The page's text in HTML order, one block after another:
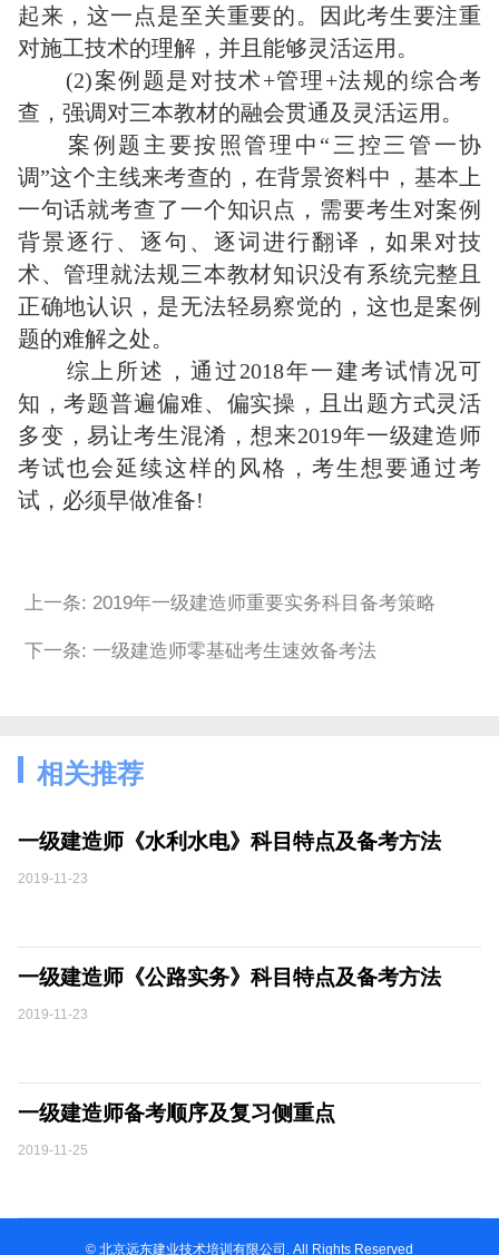
起来，这一点是至关重要的。因此考生要注重
对施工技术的理解，并且能够灵活运用。
(2)案例题是对技术+管理+法规的综合考
查，强调对三本教材的融会贯通及灵活运用。
案例题主要按照管理中“三控三管一协
调”这个主线来考查的，在背景资料中，基本上
一句话就考查了一个知识点，需要考生对案例
背景逐行、逐句、逐词进行翻译，如果对技
术、管理就法规三本教材知识没有系统完整且
正确地认识，是无法轻易察觉的，这也是案例
题的难解之处。
综上所述，通过2018年一建考试情况可
知，考题普遍偏难、偏实操，且出题方式灵活
多变，易让考生混淆，想来2019年一级建造师
考试也会延续这样的风格，考生想要通过考
试，必须早做准备!
上一条: 2019年一级建造师重要实务科目备考策略
下一条: 一级建造师零基础考生速效备考法
相关推荐
一级建造师《水利水电》科目特点及备考方法
2019-11-23
一级建造师《公路实务》科目特点及备考方法
2019-11-23
一级建造师备考顺序及复习侧重点
2019-11-25
© 北京远东建业技术培训有限公司. All Rights Reserved